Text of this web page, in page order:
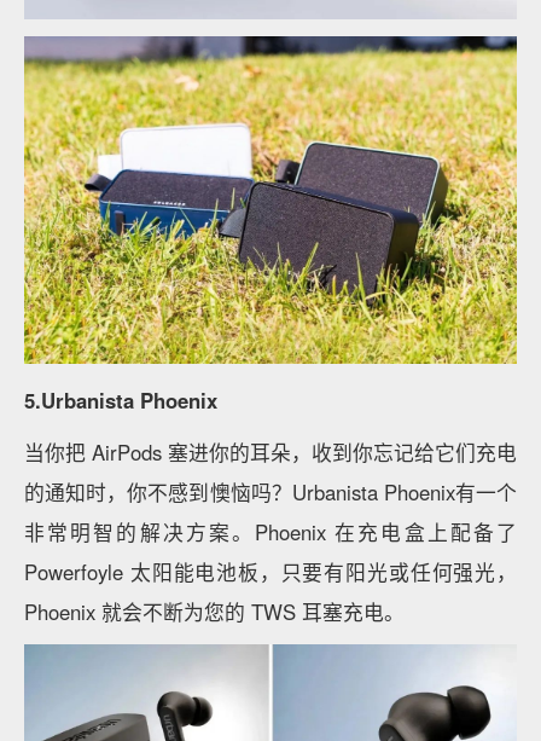
5.Urbanista Phoenix
当你把 AirPods 塞进你的耳朵，收到你忘记给它们充电
的通知时，你不感到懊恼吗？Urbanista Phoenix有一个
非常明智的解决方案。Phoenix 在充电盒上配备了
Powerfoyle 太阳能电池板，只要有阳光或任何强光，
Phoenix 就会不断为您的 TWS 耳塞充电。